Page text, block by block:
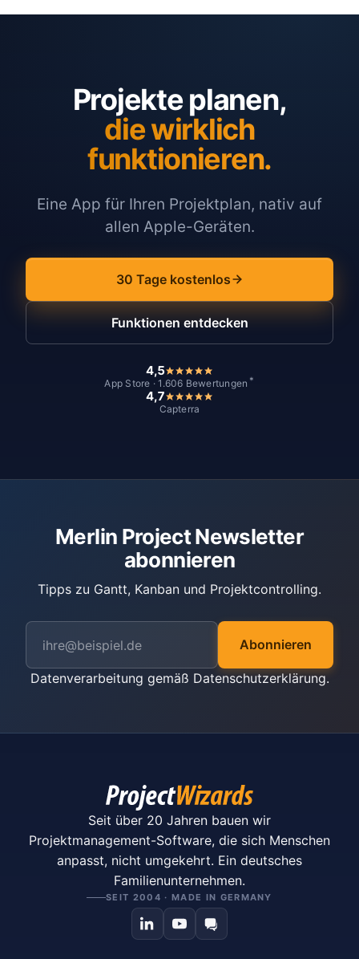
Projekte planen,
die wirklich
funktionieren.
Eine App für Ihren Projektplan, nativ auf
allen Apple-Geräten.
30 Tage kostenlos
Funktionen entdecken
4,5
App Store · 1.606 Bewertungen *
4,7
Capterra
Merlin Project Newsletter
abonnieren
Tipps zu Gantt, Kanban und Projektcontrolling.
Abonnieren
Datenverarbeitung gemäß Datenschutzerklärung.
Seit über 20 Jahren bauen wir
Projektmanagement-Software, die sich Menschen
anpasst, nicht umgekehrt. Ein deutsches
Familienunternehmen.
SEIT 2004 · MADE IN GERMANY